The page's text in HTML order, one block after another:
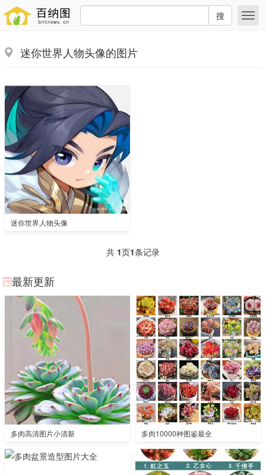
搜
迷你世界人物头像的图片
迷你世界人物头像
共 1页1条记录
最新更新
多肉高清图片小清新 多肉10000种图鉴最全